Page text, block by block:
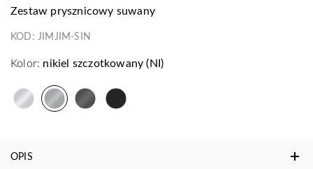
zestaw prysznicowy suwany
KOD: JIMJIM-SIN
Kolor: nikiel szczotkowany (NI)
OPIS